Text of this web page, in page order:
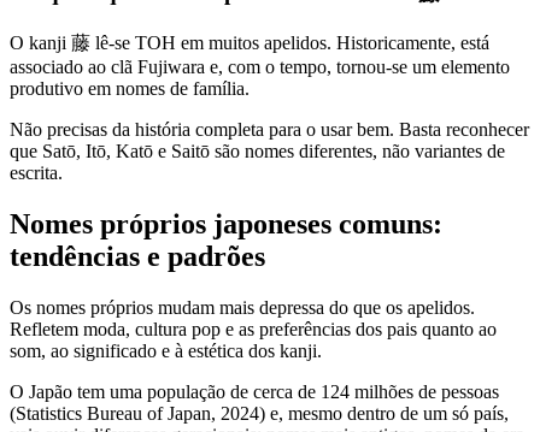
O kanji 藤 lê-se TOH em muitos apelidos. Historicamente, está
associado ao clã Fujiwara e, com o tempo, tornou-se um elemento
produtivo em nomes de família.
Não precisas da história completa para o usar bem. Basta reconhecer
que Satō, Itō, Katō e Saitō são nomes diferentes, não variantes de
escrita.
Nomes próprios japoneses comuns:
tendências e padrões
Os nomes próprios mudam mais depressa do que os apelidos.
Refletem moda, cultura pop e as preferências dos pais quanto ao
som, ao significado e à estética dos kanji.
O Japão tem uma população de cerca de 124 milhões de pessoas
(Statistics Bureau of Japan, 2024) e, mesmo dentro de um só país,